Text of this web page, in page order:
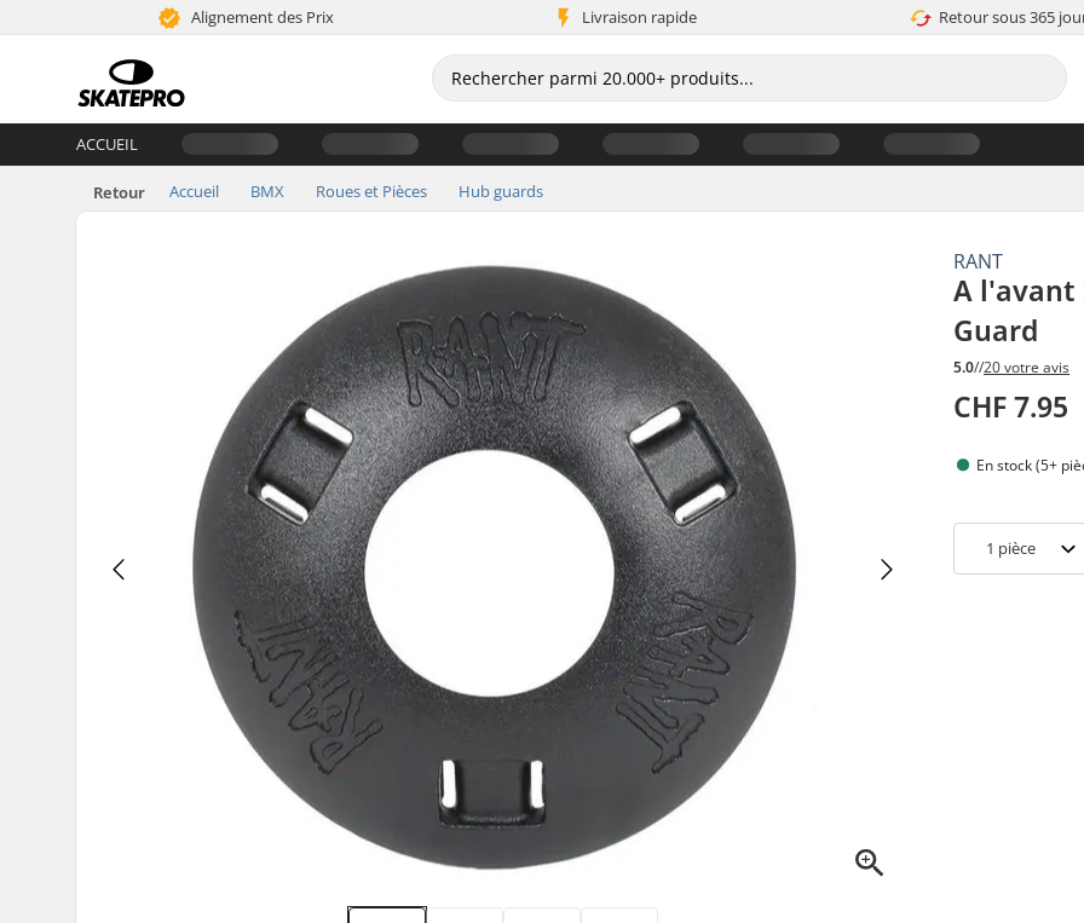
Alignement des Prix Livraison rapide Retour sous 365
ACCUEIL
Retour Accueil BMX Roues et Pièces Hub guards
RANT
A l'avant
Guard
5.0//20 votre avis
CHF 7.95
En stock (5+
1 pièce